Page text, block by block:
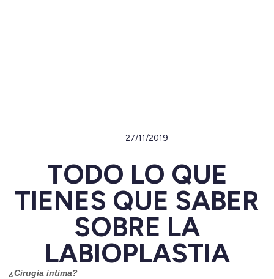
27/11/2019
TODO LO QUE
TIENES QUE SABER
SOBRE LA
LABIOPLASTIA
¿Cirugía íntima?